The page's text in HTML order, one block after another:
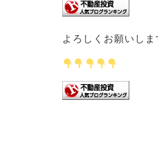
よろしくお願いしま